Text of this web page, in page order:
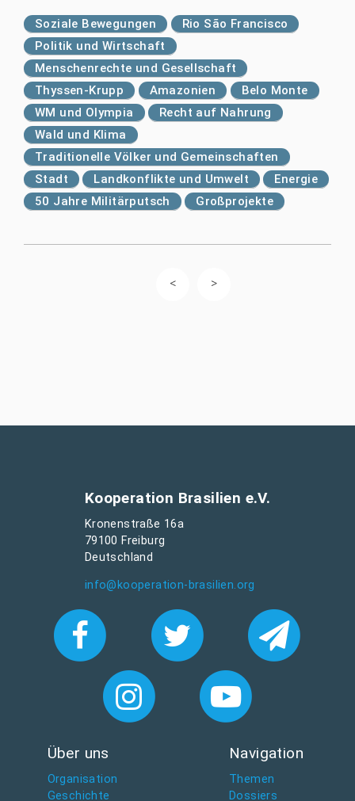
Soziale Bewegungen
Rio São Francisco
Politik und Wirtschaft
Menschenrechte und Gesellschaft
Thyssen-Krupp
Amazonien
Belo Monte
WM und Olympia
Recht auf Nahrung
Wald und Klima
Traditionelle Völker und Gemeinschaften
Stadt
Landkonflikte und Umwelt
Energie
50 Jahre Militärputsch
Großprojekte
Kooperation Brasilien e.V.
Kronenstraße 16a
79100 Freiburg
Deutschland
info@kooperation-brasilien.org
Über uns
Organisation
Geschichte
Navigation
Themen
Dossiers